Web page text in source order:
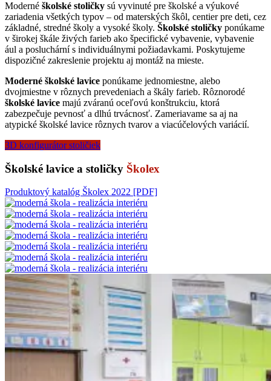
Moderné školské stoličky sú vyvinuté pre školské a výukové
zariadenia všetkých typov – od materských škôl, centier pre deti, cez
základné, stredné školy a vysoké školy. Školské stoličky ponúkame
v širokej škále živých farieb ako špecifické vybavenie, vybavenie
ául a posluchární s individuálnymi požiadavkami. Poskytujeme
dispozičné zakreslenie projektu aj montáž na mieste.
Moderné školské lavice ponúkame jednomiestne, alebo
dvojmiestne v rôznych prevedeniach a škály farieb. Rôznorodé
školské lavice majú zváranú oceľovú konštrukciu, ktorá
zabezpečuje pevnosť a dlhú trvácnosť. Zameriavame sa aj na
atypické školské lavice rôznych tvarov a viacúčelových variácií.
3D konfigurátor stoličiek
Školské lavice a stoličky Školex
Produktový katalóg Školex 2022 [PDF]